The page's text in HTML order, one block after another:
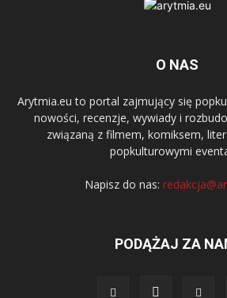
O NAS
Arytmia.eu to portal zajmujący się
nowości, recenzje, wywiady i
związaną z filmem, komiksem,
popkulturowymi
Napisz do nas:
PODĄŻAJ ZA